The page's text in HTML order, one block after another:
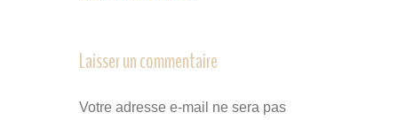
Laisser un commentaire
Votre adresse e-mail ne sera pas